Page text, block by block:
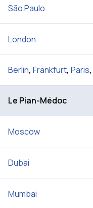
São Paulo
London
Berlin, Frankfurt, Paris,
Le Pian-Médoc
Moscow
Dubai
Mumbai